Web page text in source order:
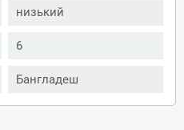
низький
6
Бангладеш